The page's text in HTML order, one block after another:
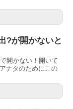
?が開かないと
開かない！開いて
ナタのためにこの